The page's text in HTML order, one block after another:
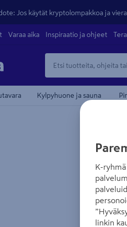
Jos käytät kryptolompakkoa ja
Varaa aika Inspiraatio ja ohjeet
Kylpyhuone ja sauna
kuvaus löytyy Tuotteen kuvaus -
K-
linkin